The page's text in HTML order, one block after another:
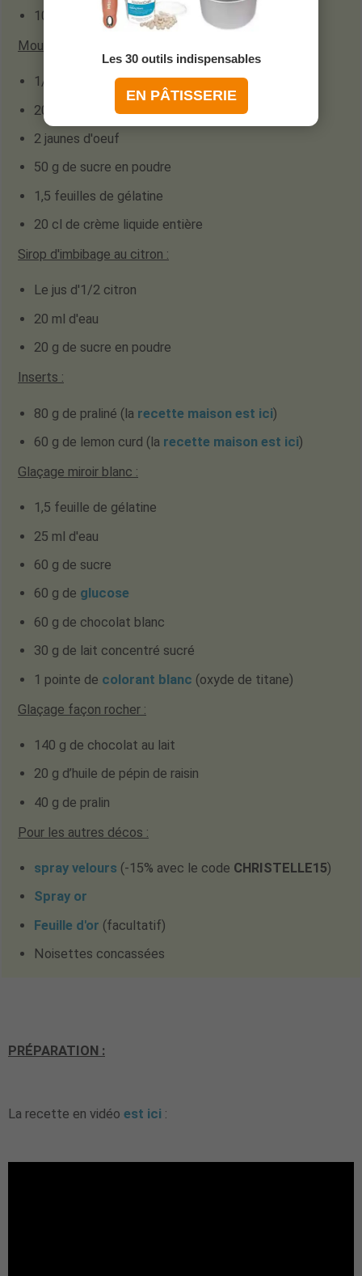
10 g de beurre fondu
Mousse bavaroise à la vanille
1/2 gousse de vanille
20 cl de lait entier
2 jaunes d'oeuf
50 g de sucre en poudre
1,5 feuilles de gélatine
20 cl de crème liquide entière
Sirop d'imbibage au citron :
Le jus d'1/2 citron
20 ml d'eau
20 g de sucre en poudre
Inserts :
80 g de praliné (la recette maison est ici)
60 g de lemon curd (la recette maison est ici)
Glaçage miroir blanc :
1,5 feuille de gélatine
25 ml d'eau
60 g de sucre
60 g de glucose
60 g de chocolat blanc
30 g de lait concentré sucré
1 pointe de colorant blanc (oxyde de titane)
Glaçage façon rocher :
140 g de chocolat au lait
20 g d’huile de pépin de raisin
40 g de pralin
Pour les autres décos :
spray velours (-15% avec le code CHRISTELLE15)
Spray or
Feuille d'or (facultatif)
Noisettes concassées
PRÉPARATION :
La recette en vidéo est ici :
Les 30 outils indispensables
EN PÂTISSERIE